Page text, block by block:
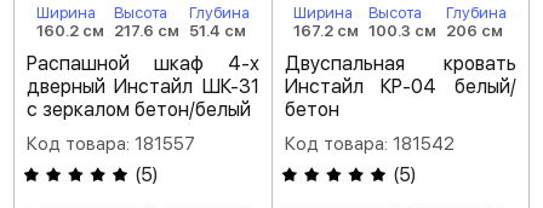
Ширина
160.2 см
Высота
217.6 см
Глубина
51.4 см
Распашной шкаф 4-х
дверный Инстайл ШК-31
с зеркалом бетон/белый
Код товара: 181557
(5)
Ширина
167.2 см
Высота
100.3 см
Глубина
206 см
Двуспальная кровать
Инстайл КР-04 белый/
бетон
Код товара: 181542
(5)